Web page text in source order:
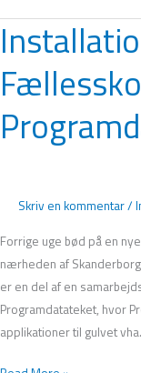
Skriv en kommentar/
Forrige uge bød på en
nærheden af
er en del af en
Programdatateket, hvor
applikationer til gulvet
Installation
på
Veng
Fællesskole
og
Programdatateket